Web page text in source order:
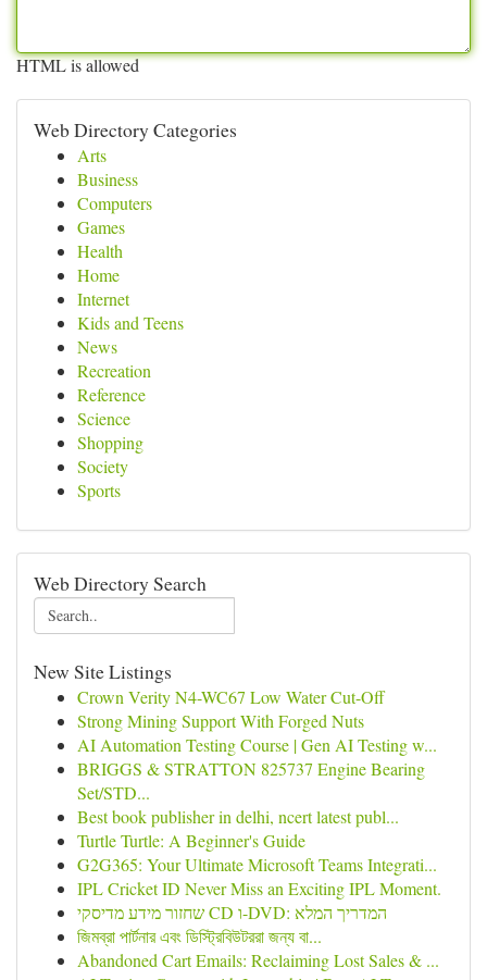
HTML is allowed
Web Directory Categories
Arts
Business
Computers
Games
Health
Home
Internet
Kids and Teens
News
Recreation
Reference
Science
Shopping
Society
Sports
Web Directory Search
New Site Listings
Crown Verity N4-WC67 Low Water Cut-Off
Strong Mining Support With Forged Nuts
AI Automation Testing Course | Gen AI Testing w...
BRIGGS & STRATTON 825737 Engine Bearing
Set/STD...
Best book publisher in delhi, ncert latest publ...
Turtle Turtle: A Beginner's Guide
G2G365: Your Ultimate Microsoft Teams Integrati...
IPL Cricket ID Never Miss an Exciting IPL Moment.
שחזור מידע מדיסקי CD ו-DVD: המדריך המלא
জিমব্রা পার্টনার এবং ডিস্ট্রিবিউটররা জন্য বা...
Abandoned Cart Emails: Reclaiming Lost Sales & ...